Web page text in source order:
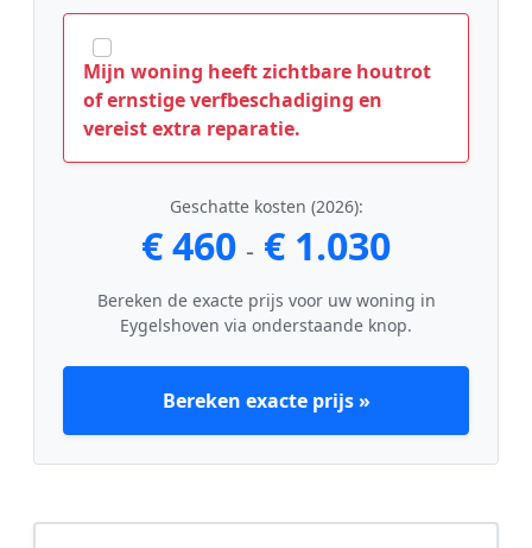
Mijn woning heeft zichtbare houtrot
of ernstige verfbeschadiging en
vereist extra reparatie.
Geschatte kosten (2026):
€ 460 - € 1.030
Bereken de exacte prijs voor uw woning in
Eygelshoven via onderstaande knop.
Bereken exacte prijs »